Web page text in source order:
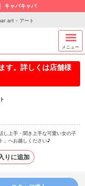
キャバキャバ
art - アート
メニュー
す。詳しくは店舗様
し上手・聞き上手な可愛い女の子
」へお越しください♪
りに追加